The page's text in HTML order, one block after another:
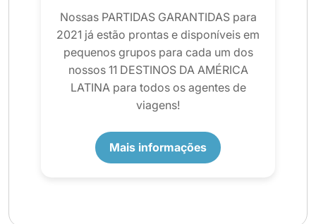
Nossas PARTIDAS GARANTIDAS para
2021 já estão prontas e disponíveis em
pequenos grupos para cada um dos
nossos 11 DESTINOS DA AMÉRICA
LATINA para todos os agentes de
viagens!
Mais informações